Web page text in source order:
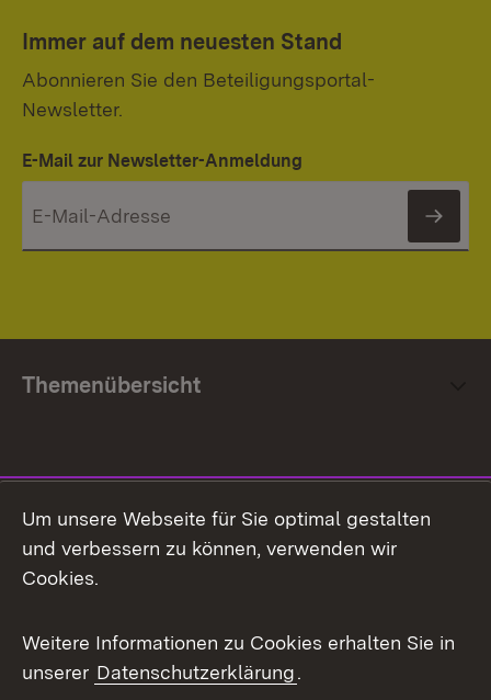
Immer auf dem neuesten Stand
Abonnieren Sie den Beteiligungsportal-
Newsletter.
E-Mail zur Newsletter-Anmeldung
Themenübersicht
Facebook
X / Twitter
Youtube
Um unsere Webseite für Sie optimal gestalten
und verbessern zu können, verwenden wir
Cookies.
Weitere Informationen zu Cookies erhalten Sie in
unserer Datenschutzerklärung.